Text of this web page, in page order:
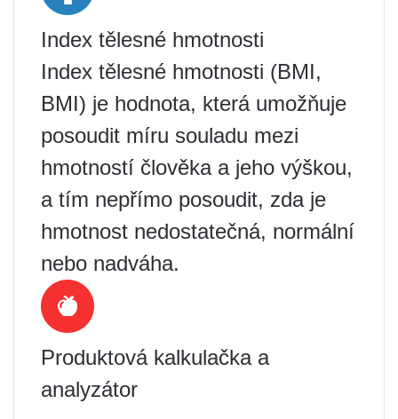
Index tělesné hmotnosti
Index tělesné hmotnosti (BMI,
BMI) je hodnota, která umožňuje
posoudit míru souladu mezi
hmotností člověka a jeho výškou,
a tím nepřímo posoudit, zda je
hmotnost nedostatečná, normální
nebo nadváha.
Produktová kalkulačka a
analyzátor